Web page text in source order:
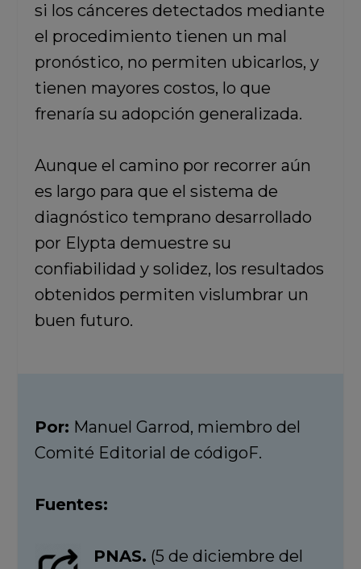
si los cánceres detectados mediante
el procedimiento tienen un mal
pronóstico, no permiten ubicarlos, y
tienen mayores costos, lo que
frenaría su adopción generalizada.
Aunque el camino por recorrer aún
es largo para que el sistema de
diagnóstico temprano desarrollado
por Elypta demuestre su
confiabilidad y solidez, los resultados
obtenidos permiten vislumbrar un
buen futuro.
Por: Manuel Garrod, miembro del
Comité Editorial de códigoF.
Fuentes:
PNAS. (5 de diciembre del